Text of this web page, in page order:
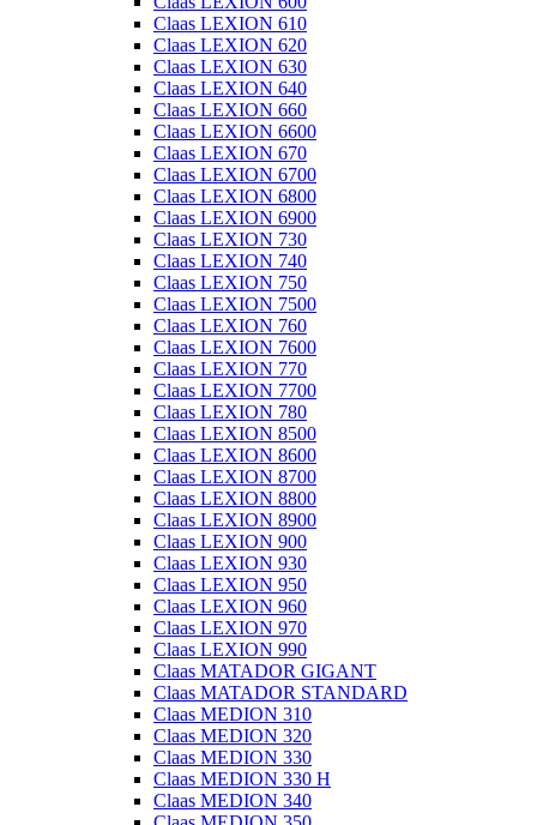
Claas LEXION 610
Claas LEXION 620
Claas LEXION 630
Claas LEXION 640
Claas LEXION 660
Claas LEXION 6600
Claas LEXION 670
Claas LEXION 6700
Claas LEXION 6800
Claas LEXION 6900
Claas LEXION 730
Claas LEXION 740
Claas LEXION 750
Claas LEXION 7500
Claas LEXION 760
Claas LEXION 7600
Claas LEXION 770
Claas LEXION 7700
Claas LEXION 780
Claas LEXION 8500
Claas LEXION 8600
Claas LEXION 8700
Claas LEXION 8800
Claas LEXION 8900
Claas LEXION 900
Claas LEXION 930
Claas LEXION 950
Claas LEXION 960
Claas LEXION 970
Claas LEXION 990
Claas MATADOR GIGANT
Claas MATADOR STANDARD
Claas MEDION 310
Claas MEDION 320
Claas MEDION 330
Claas MEDION 330 H
Claas MEDION 340